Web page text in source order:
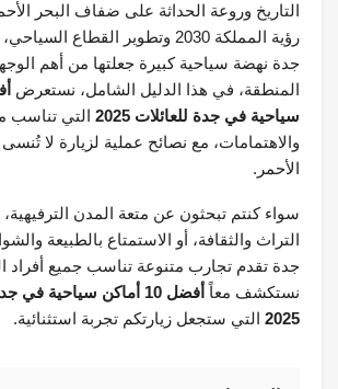
التاريخ وروعة الحداثة على ضفاف البحر
رؤية المملكة 2030 وتطوير القطاع
جدة نهضة سياحية كبيرة جعلتها من أهم
المنطقة، في هذا الدليل الشامل، نستعرض
سياحية في جدة للعائلات 2025
التي تناسب
والاهتمامات، مع نصائح عملية لزيارة لا
الأحمر.
سواء كنتم تبحثون عن متعة المدن
التراث والثقافة، أو الاستمتاع بالطبيعة
جدة تقدم تجارب متنوعة تناسب جميع أفراد
نستكشف معاً
أفضل 10 أماكن سياحية
2025 التي ستجعل زيارتكم تجربة استثنائية.